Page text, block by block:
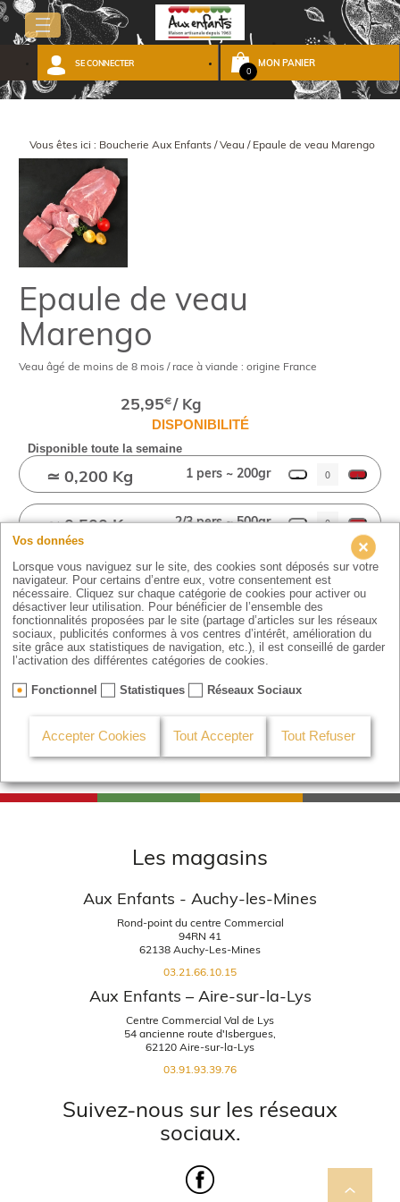
SE CONNECTER
0
MON PANIER
Vous êtes ici : Boucherie Aux Enfants / Veau / Epaule de veau Marengo
Epaule de veau
Marengo
Veau âgé de moins de 8 mois / race à viande : origine France
25,95€ / Kg
DISPONIBILITÉ
Disponible toute la semaine
1 pers ~ 200gr - +
≃ 0,200 Kg
2/3 pers ~ 500gr - +
≃ 0,500 Kg
3/4 pers ~ 750gr - +
≃ 0,750 Kg
4/6 pers ~ 1kg - +
≃ 1,000 Kg
Commencer ma commande
Les magasins
Aux Enfants - Auchy-les-Mines
Rond-point du centre Commercial
94RN 41
62138 Auchy-Les-Mines
03.21.66.10.15
Aux Enfants – Aire-sur-la-Lys
Centre Commercial Val de Lys
54 ancienne route d'Isbergues,
62120 Aire-sur-la-Lys
03.91.93.39.76
Suivez-nous sur les réseaux
sociaux.
Vos données
Lorsque vous naviguez sur le site, des cookies sont déposés sur votre
navigateur. Pour certains d’entre eux, votre consentement est
nécessaire. Cliquez sur chaque catégorie de cookies pour activer ou
désactiver leur utilisation. Pour bénéficier de l’ensemble des
fonctionnalités proposées par le site (partage d’articles sur les réseaux
sociaux, publicités conformes à vos centres d’intérêt, amélioration du
site grâce aux statistiques de navigation, etc.), il est conseillé de garder
l’activation des différentes catégories de cookies.
Fonctionnel Statistiques Réseaux Sociaux
Accepter Cookies Tout Accepter Tout Refuser